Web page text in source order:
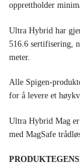
opprettholder
Ultra Hybrid har
516.6 sertifisering,
meter.
Alle Spigen-
for å levere et
Ultra Hybrid Mag er
med MagSafe